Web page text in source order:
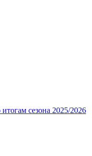
сезона 2025/2026